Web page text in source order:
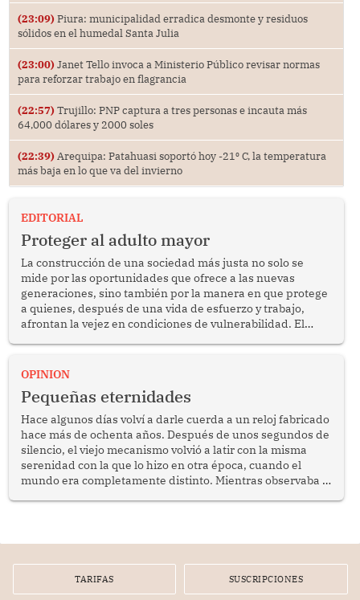
(23:09) Piura: municipalidad erradica desmonte y residuos
sólidos en el humedal Santa Julia
(23:00) Janet Tello invoca a Ministerio Público revisar normas
para reforzar trabajo en flagrancia
(22:57) Trujillo: PNP captura a tres personas e incauta más
64,000 dólares y 2000 soles
(22:39) Arequipa: Patahuasi soportó hoy -21⁰ C, la temperatura
más baja en lo que va del invierno
EDITORIAL
Proteger al adulto mayor
La construcción de una sociedad más justa no solo se
mide por las oportunidades que ofrece a las nuevas
generaciones, sino también por la manera en que protege
a quienes, después de una vida de esfuerzo y trabajo,
afrontan la vejez en condiciones de vulnerabilidad. El
bimestrales el subsidio que reciben los beneficiarios del
reflexionar sobre la importancia de fortalecer las políticas
públicas dirigidas a los adultos mayores en pobreza.
OPINION
Pequeñas eternidades
Hace algunos días volví a darle cuerda a un reloj fabricado
hace más de ochenta años. Después de unos segundos de
silencio, el viejo mecanismo volvió a latir con la misma
serenidad con la que lo hizo en otra época, cuando el
mundo era completamente distinto. Mientras observaba el
TARIFAS SUSCRIPCIONES